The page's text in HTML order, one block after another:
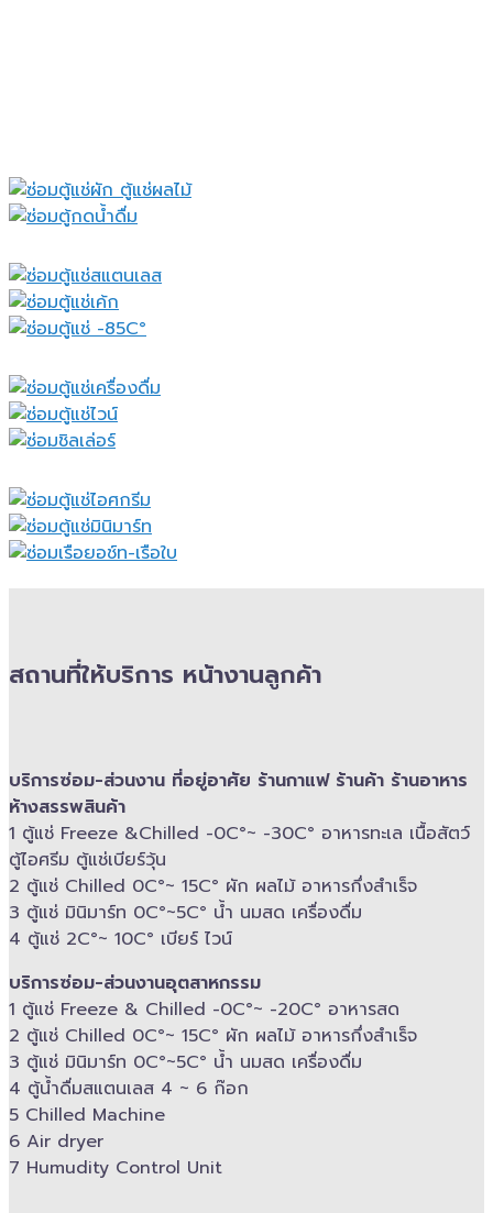
สถานที่ให้บริการ หน้างานลูกค้า
บริการซ่อม-​ส่วนงาน ที่อยู่อาศัย ร้านกาแฟ ร้านค้า ร้านอาหาร
ห้างสรรพสินค้า
1 ตู้แช่ Freeze &​Chilled -​0C°~ -​30C° อาหารทะเล เนื้อสัตว์
ตู้ไอศรีม ตู้แช่เบียร์วุ้น
2 ตู้แช่ Chilled​ 0C°~ 15C° ผัก ผลไม้ อาหารกึ่งสำเร็จ
3 ตู้แช่​ มินิมาร์ท 0C°~5C° น้ำ นมสด เครื่องดื่ม
4 ตู้แช่ 2C°~ 10​C° เบียร์ ไวน์
บริการซ่อม-​ส่วนงานอุตสาหกรรม
1 ตู้แช่ Freeze &​ Chilled -​0C°~ -​20C° อาหารสด
2 ตู้แช่ Chilled​ 0C°~ 15C° ผัก ผลไม้ อาหารกึ่งสำเร็จ
3 ตู้แช่​ มินิมาร์ท 0C°~5C° น้ำ นมสด เครื่องดื่ม
4 ตู้น้ำดื่มสแตนเลส​ 4 ~ 6 ก๊อก
5 Chilled Mac​hine
6 Air dryer
7 Humudity Control Unit